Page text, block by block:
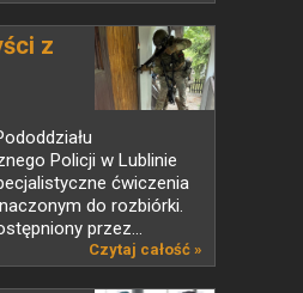
z
Policji w Lublinie
ćwiczenia
do rozbiórki.
przez...
Czytaj całość »